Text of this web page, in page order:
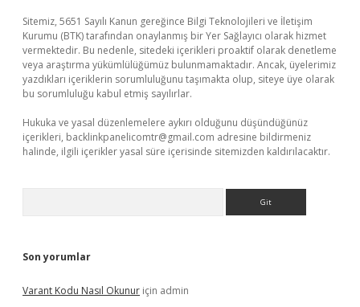
Sitemiz, 5651 Sayılı Kanun gereğince Bilgi Teknolojileri ve İletişim
Kurumu (BTK) tarafından onaylanmış bir Yer Sağlayıcı olarak hizmet
vermektedir. Bu nedenle, sitedeki içerikleri proaktif olarak denetleme
veya araştırma yükümlülüğümüz bulunmamaktadır. Ancak, üyelerimiz
yazdıkları içeriklerin sorumluluğunu taşımakta olup, siteye üye olarak
bu sorumluluğu kabul etmiş sayılırlar.
Hukuka ve yasal düzenlemelere aykırı olduğunu düşündüğünüz
içerikleri, backlinkpanelicomtr@gmail.com adresine bildirmeniz
halinde, ilgili içerikler yasal süre içerisinde sitemizden kaldırılacaktır.
Son yorumlar
Varant Kodu Nasıl Okunur için admin